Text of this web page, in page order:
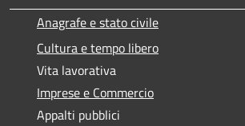
Anagrafe e stato civile
Cultura e tempo libero
Vita lavorativa
Imprese e Commercio
Appalti pubblici